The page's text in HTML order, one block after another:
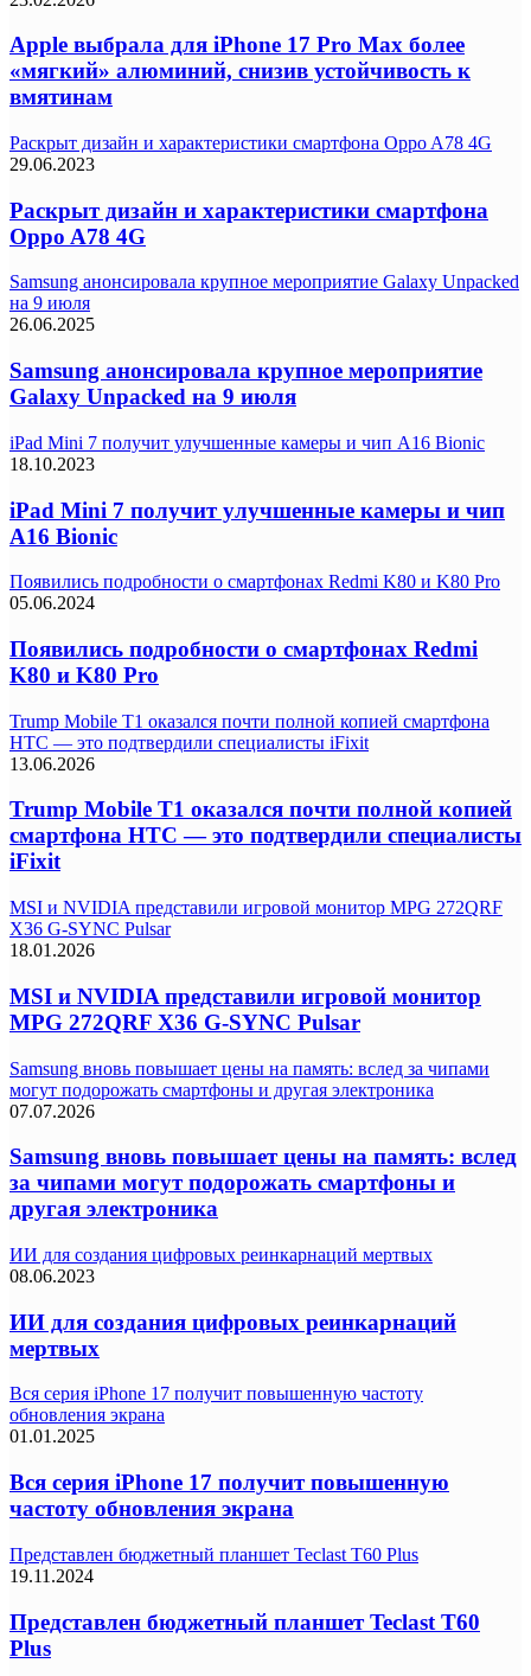
Apple выбрала для iPhone 17 Pro Max более
«мягкий» алюминий, снизив устойчивость к
вмятинам
Раскрыт дизайн и характеристики смартфона Oppo A78 4G
29.06.2023
Раскрыт дизайн и характеристики смартфона
Oppo A78 4G
Samsung анонсировала крупное мероприятие Galaxy Unpacked
на 9 июля
26.06.2025
Samsung анонсировала крупное мероприятие
Galaxy Unpacked на 9 июля
iPad Mini 7 получит улучшенные камеры и чип A16 Bionic
18.10.2023
iPad Mini 7 получит улучшенные камеры и чип
A16 Bionic
Появились подробности о смартфонах Redmi K80 и K80 Pro
05.06.2024
Появились подробности о смартфонах Redmi
K80 и K80 Pro
Trump Mobile T1 оказался почти полной копией смартфона
HTC — это подтвердили специалисты iFixit
13.06.2026
Trump Mobile T1 оказался почти полной копией
смартфона HTC — это подтвердили специалисты
iFixit
MSI и NVIDIA представили игровой монитор MPG 272QRF
X36 G-SYNC Pulsar
18.01.2026
MSI и NVIDIA представили игровой монитор
MPG 272QRF X36 G-SYNC Pulsar
Samsung вновь повышает цены на память: вслед за чипами
могут подорожать смартфоны и другая электроника
07.07.2026
Samsung вновь повышает цены на память: вслед
за чипами могут подорожать смартфоны и
другая электроника
ИИ для создания цифровых реинкарнаций мертвых
08.06.2023
ИИ для создания цифровых реинкарнаций
мертвых
Вся серия iPhone 17 получит повышенную частоту
обновления экрана
01.01.2025
Вся серия iPhone 17 получит повышенную
частоту обновления экрана
Представлен бюджетный планшет Teclast T60 Plus
19.11.2024
Представлен бюджетный планшет Teclast T60
Plus